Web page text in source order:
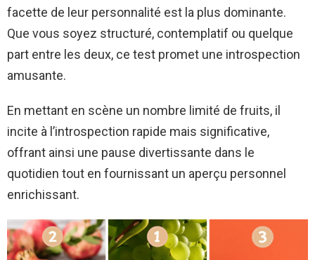
facette de leur personnalité est la plus dominante.
Que vous soyez structuré, contemplatif ou quelque
part entre les deux, ce test promet une introspection
amusante.
En mettant en scène un nombre limité de fruits, il
incite à l’introspection rapide mais significative,
offrant ainsi une pause divertissante dans le
quotidien tout en fournissant un aperçu personnel
enrichissant.